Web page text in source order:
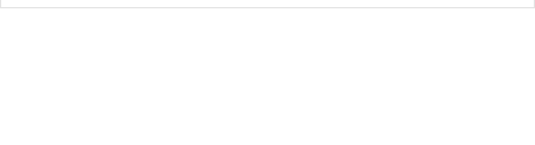
выданное Главным управлением юстиции Гродненского